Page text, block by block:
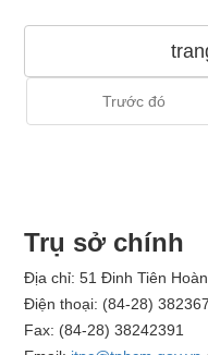
Trước đó
Trụ sở chính
Địa chỉ: 51 Đinh Tiên
Điện thoại: (84-28)
Fax: (84-28) 38242391